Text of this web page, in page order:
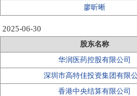
廖昕晰
2025-06-30
股东名称
华润医药控股有限公司
深圳市高特佳投资集团有限
香港中央结算有限公司